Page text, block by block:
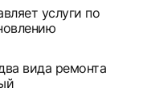
услуги по
вида ремонта